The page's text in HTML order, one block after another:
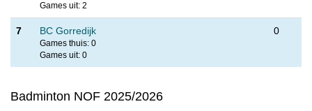
Games uit: 2
7 BC Gorredijk
Games thuis: 0
Games uit: 0
0
Badminton NOF 2025/2026